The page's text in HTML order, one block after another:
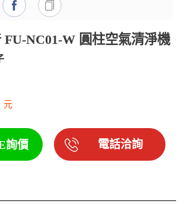
FU-NC01-W 圓柱空氣清淨機
元
詢價 電話洽詢